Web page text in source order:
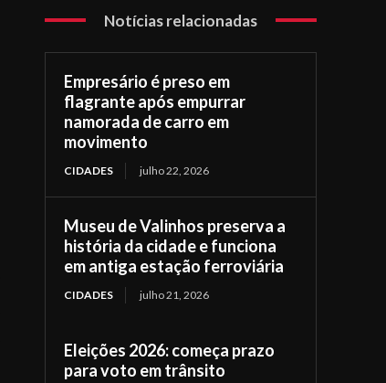
Notícias relacionadas
Empresário é preso em
flagrante após empurrar
namorada de carro em
movimento
CIDADES julho 22, 2026
Museu de Valinhos preserva a
história da cidade e funciona
em antiga estação ferroviária
CIDADES julho 21, 2026
Eleições 2026: começa prazo
para voto em trânsito